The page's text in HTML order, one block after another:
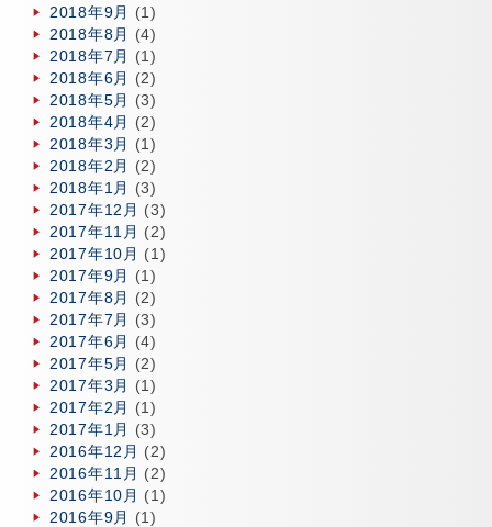
2018年9月
(1)
2018年8月
(4)
2018年7月
(1)
2018年6月
(2)
2018年5月
(3)
2018年4月
(2)
2018年3月
(1)
2018年2月
(2)
2018年1月
(3)
2017年12月 (3)
2017年11月 (2)
2017年10月 (1)
2017年9月
(1)
2017年8月
(2)
2017年7月
(3)
2017年6月
(4)
2017年5月
(2)
2017年3月
(1)
2017年2月
(1)
2017年1月
(3)
2016年12月 (2)
2016年11月 (2)
2016年10月 (1)
2016年9月
(1)